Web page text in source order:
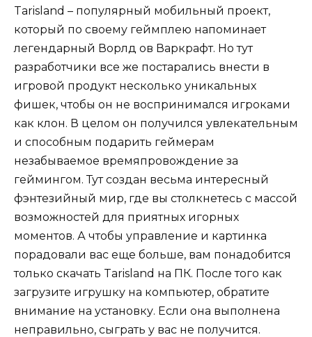
Tarisland – популярный мобильный проект,
который по своему геймплею напоминает
легендарный Ворлд ов Варкрафт. Но тут
разработчики все же постарались внести в
игровой продукт несколько уникальных
фишек, чтобы он не воспринимался игроками
как клон. В целом он получился увлекательным
и способным подарить геймерам
незабываемое времяпровождение за
геймингом. Тут создан весьма интересный
фэнтезийный мир, где вы столкнетесь с массой
возможностей для приятных игорных
моментов. А чтобы управление и картинка
порадовали вас еще больше, вам понадобится
только скачать Tarisland на ПК. После того как
загрузите игрушку на компьютер, обратите
внимание на установку. Если она выполнена
неправильно, сыграть у вас не получится.